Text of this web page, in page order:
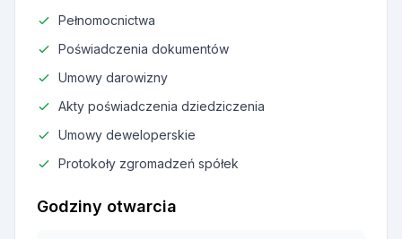
Pełnomocnictwa
Poświadczenia dokumentów
Umowy darowizny
Akty poświadczenia dziedziczenia
Umowy deweloperskie
Protokoły zgromadzeń spółek
Godziny otwarcia